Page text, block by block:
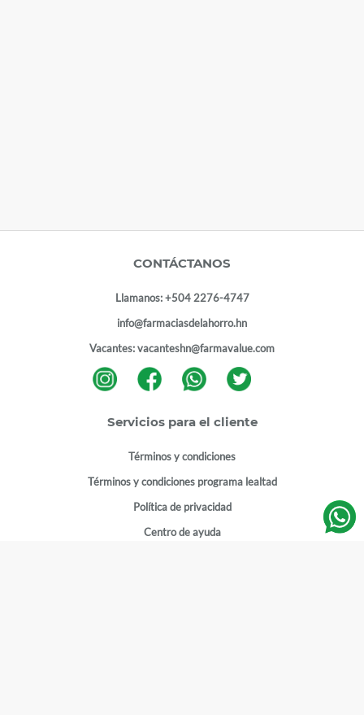
CONTÁCTANOS
Llamanos:+504 2276-4747
info@farmaciasdelahorro.hn
Vacantes:vacanteshn@farmavalue.com
Servicios para el cliente
Términos y condiciones
Términos y condiciones programa lealtad
Política de privacidad
Centro de ayuda